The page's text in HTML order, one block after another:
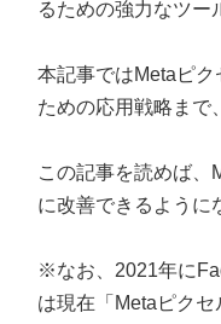
るための強力なツー
本記事ではMetaピ
ための応用戦略まで
この記事を読めば、
に改善できるように
※なお、2021年に
は現在「Metaピク